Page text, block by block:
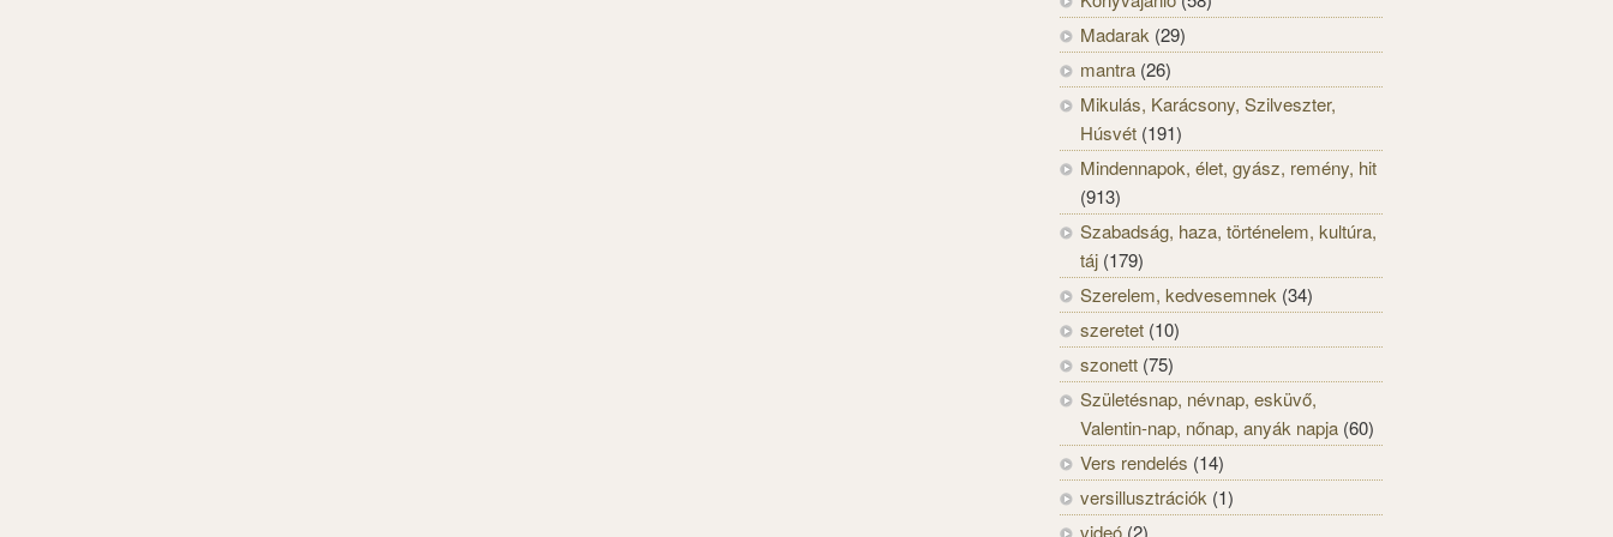
Madarak (29)
mantra (26)
Mikulás, Karácsony, Szilveszter,
Húsvét (191)
Mindennapok, élet, gyász, remény, hit
(913)
Szabadság, haza, történelem, kultúra,
táj (179)
Szerelem, kedvesemnek (34)
szeretet (10)
szonett (75)
Születésnap, névnap, esküvő,
Valentin-nap, nőnap, anyák napja (60)
Vers rendelés (14)
versillusztrációk (1)
videó (2)